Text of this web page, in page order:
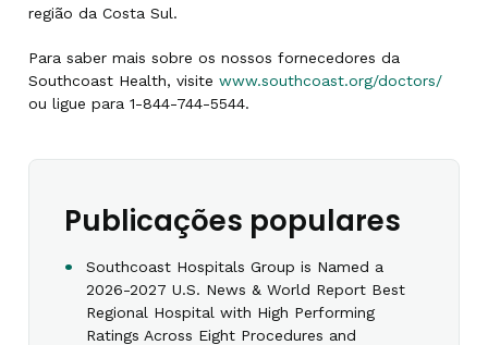
região da Costa Sul.
Para saber mais sobre os nossos fornecedores da
Southcoast Health, visite www.southcoast.org/doctors/
ou ligue para 1-844-744-5544.
Publicações populares
Southcoast Hospitals Group is Named a
2026-2027 U.S. News & World Report Best
Regional Hospital with High Performing
Ratings Across Eight Procedures and